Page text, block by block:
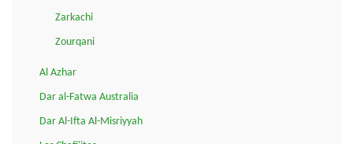
Zarkachi
Zourqani
Al Azhar
Dar al-Fatwa Australia
Dar Al-Ifta Al-Misriyyah